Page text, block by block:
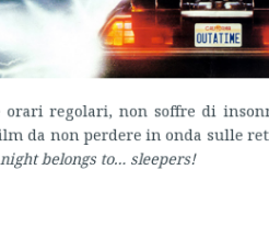
orari regolari, non soffre di
da non perdere in onda sulle
belongs to... sleepers!
Year, Mike Leigh, 2010
commedia, che gioca